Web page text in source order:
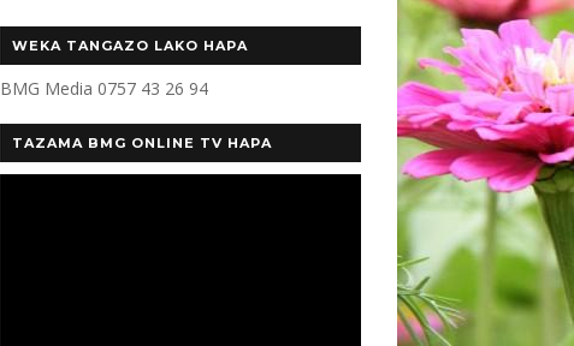
WEKA TANGAZO LAKO HAPA
BMG Media 0757 43 26 94
TAZAMA BMG ONLINE TV HAPA